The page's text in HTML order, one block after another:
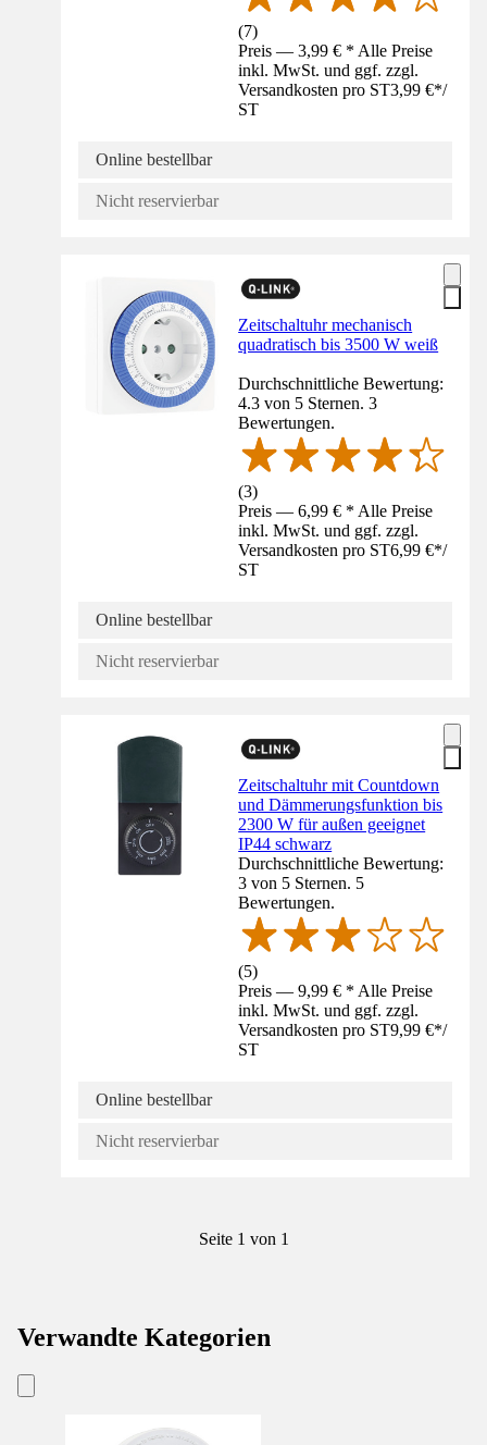
(7)
Preis — 3,99 € * Alle Preise
inkl. MwSt. und ggf. zzgl.
Versandkosten pro ST3,99 €*/
ST
Online bestellbar
Nicht reservierbar
Zeitschaltuhr mechanisch
quadratisch bis 3500 W weiß
Durchschnittliche Bewertung:
4.3 von 5 Sternen. 3
Bewertungen.
(3)
Preis — 6,99 € * Alle Preise
inkl. MwSt. und ggf. zzgl.
Versandkosten pro ST6,99 €*/
ST
Online bestellbar
Nicht reservierbar
Zeitschaltuhr mit Countdown
und Dämmerungsfunktion bis
2300 W für außen geeignet
IP44 schwarz
Durchschnittliche Bewertung:
3 von 5 Sternen. 5
Bewertungen.
(5)
Preis — 9,99 € * Alle Preise
inkl. MwSt. und ggf. zzgl.
Versandkosten pro ST9,99 €*/
ST
Online bestellbar
Nicht reservierbar
Seite 1 von 1
Verwandte Kategorien